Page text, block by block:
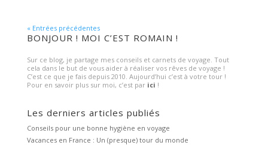
« Entrées précédentes
BONJOUR ! MOI C’EST ROMAIN !
Sur ce blog, je partage mes conseils et carnets de voyage. Tout
cela dans le but de vous aider à réaliser vos rêves de voyage !
C’est ce que je fais depuis 2010. Aujourd’hui c’est à votre tour !
Pour en savoir plus sur moi, c’est par ici !
Les derniers articles publiés
Conseils pour une bonne hygiène en voyage
Vacances en France : Un (presque) tour du monde